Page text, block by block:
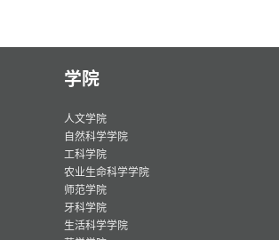
学院
人文学院
自然科学学院
工科学院
农业生命科学学院
师范学院
牙科学院
生活科学学院